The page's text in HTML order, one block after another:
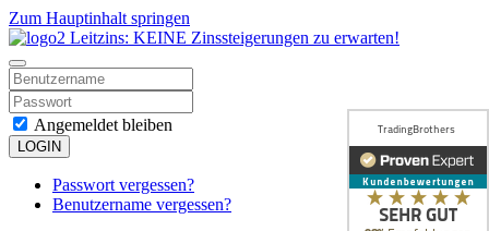
Zum Hauptinhalt springen
Angemeldet bleiben
LOGIN
Passwort vergessen?
Benutzername vergessen?